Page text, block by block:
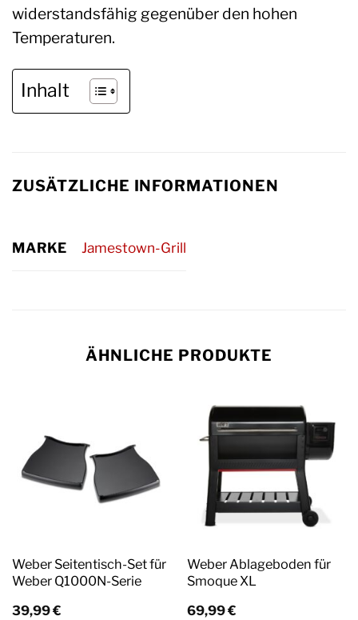
widerstandsfähig gegenüber den hohen
Temperaturen.
Inhalt
ZUSÄTZLICHE INFORMATIONEN
MARKE Jamestown-Grill
ÄHNLICHE PRODUKTE
Weber Seitentisch-Set für
Weber Q1000N-Serie
39,99€
Weber Ablageboden für
Smoque XL
69,99€